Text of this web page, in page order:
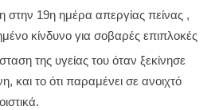
στην 19η ημέρα απεργίας πείνας ,
κίνδυνο για σοβαρές επιπλοκές
της υγείας του όταν ξεκίνησε
και το ότι παραμένει σε ανοιχτό